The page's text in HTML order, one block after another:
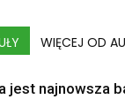
WIĘCEJ OD
jest najnowsza